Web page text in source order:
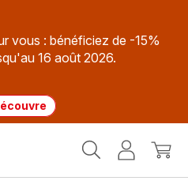
vous : bénéficiez de -15%
16 août 2026.
MonMon